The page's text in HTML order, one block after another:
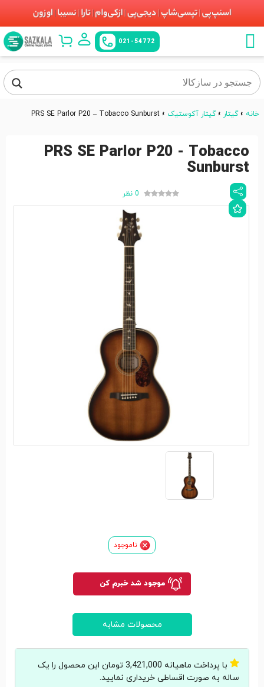
021-54772
خانه »گیتار »گیتار آکوستیک »
PRS SE Parlor P20 – Tobacco Sunburst
PRS SE Parlor P20 - Tobacco
Sunburst
موجود شد خبرم کن
ناموجود
محصولات مشابه
با پرداخت ماهیانه 3,421,000 تومان این محصول را یک
ساله به صورت اقساطی خریداری نمایید.
0 نظر